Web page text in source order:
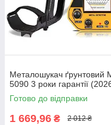
Металошукач ґрунтовий
5090 3 роки гарантії
Готово до відправки
1 669,96 ₴ 2 012 ₴